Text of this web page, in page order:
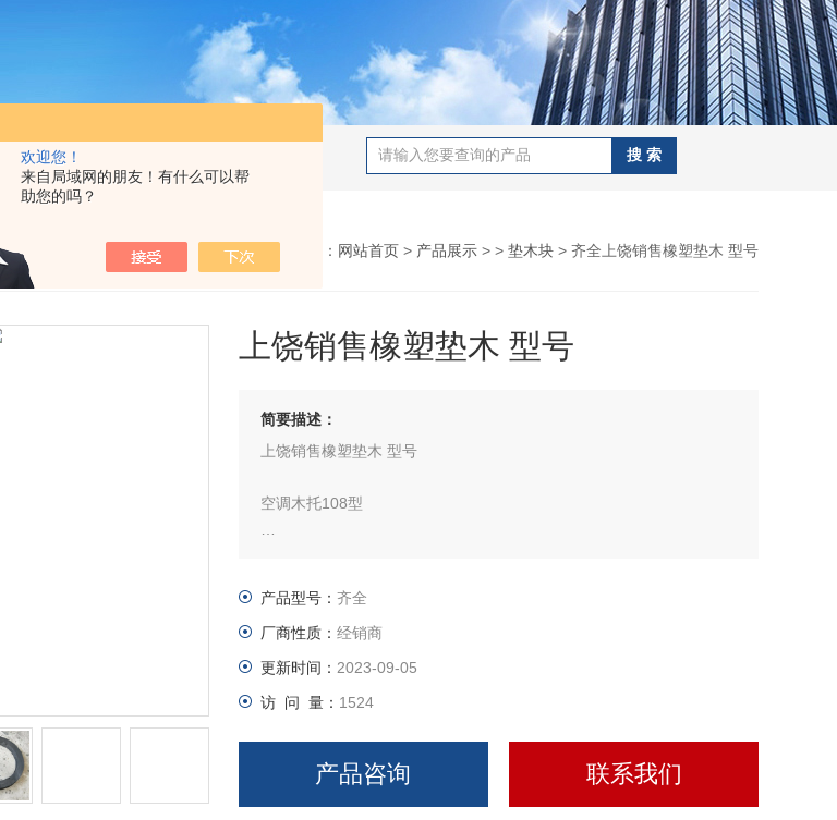
欢迎您！
来自局域网的朋友！有什么可以帮
助您的吗？
您的位置： 网站首页 > 产品展示 > > 垫木块 > 齐全上饶销售橡塑垫木 型号
上饶销售橡塑垫木 型号
简要描述：
上饶销售橡塑垫木 型号
空调木托108型
料为红松木、杨木、柳木、为原料、木托表面做防腐沥青柒侵泡、此产
品防腐性能好、可反复拆装。
产品型号： 齐全
厂商性质： 经销商
更新时间： 2023-09-05
访 问 量： 1524
产品咨询 联系我们